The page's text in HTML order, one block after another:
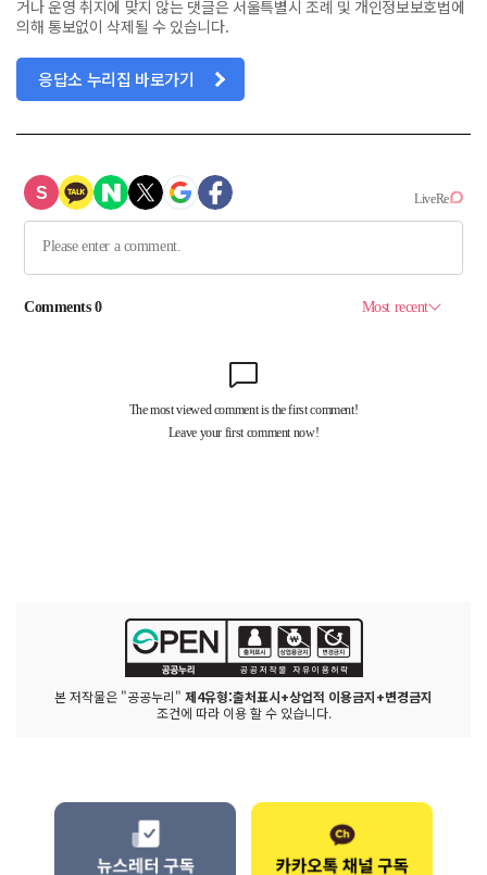
거나 운영 취지에 맞지 않는 댓글은 서울특별시 조례 및 개인정보보호법에
의해 통보없이 삭제될 수 있습니다.
응답소 누리집 바로가기
본 저작물은 "공공누리" 제4유형:출처표시+상업적 이용금지+변경금지
조건에 따라 이용 할 수 있습니다.